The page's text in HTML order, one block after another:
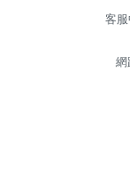
客
網